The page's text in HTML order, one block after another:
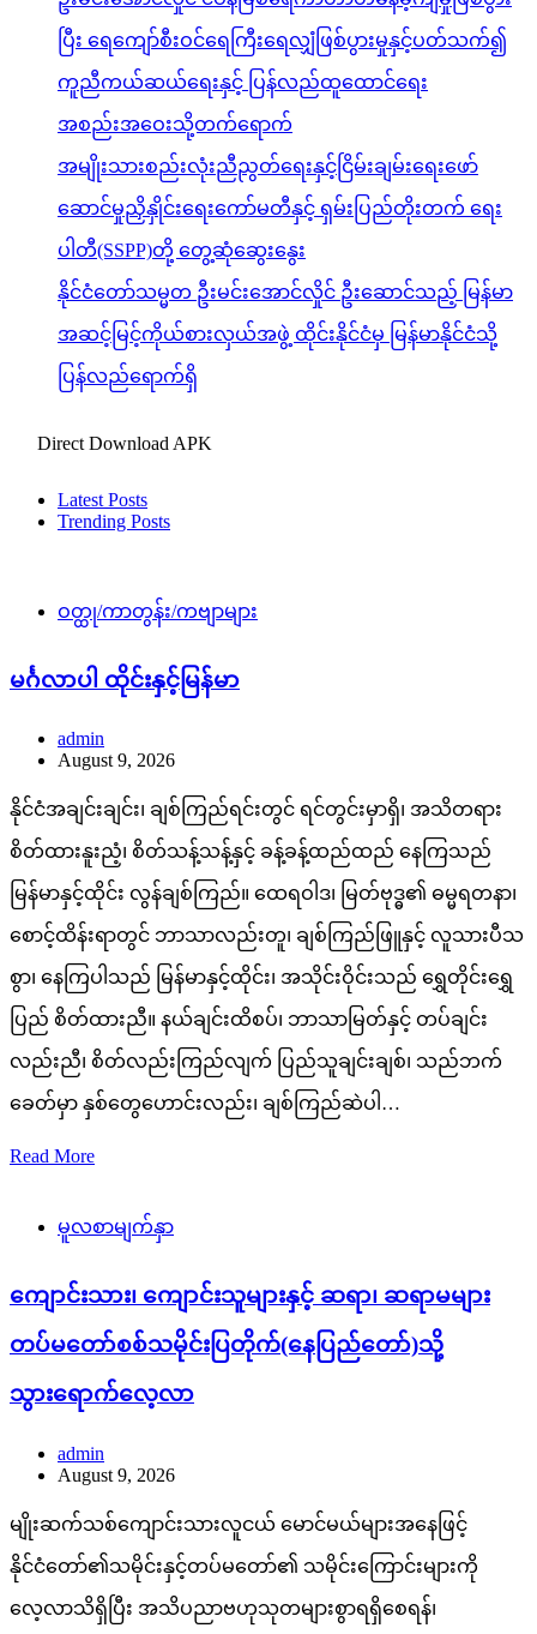
ပြီး ရေကျော်စီးဝင်ရေကြီးရေလျှံဖြစ်ပွားမှုနှင့်ပတ်သက်၍
ကူညီကယ်ဆယ်ရေးနှင့် ပြန်လည်ထူထောင်ရေး
အစည်းအဝေးသို့တက်ရောက်
အမျိုးသားစည်းလုံးညီညွတ်ရေးနှင့်ငြိမ်းချမ်းရေးဖော်
ဆောင်မှုညှိနှိုင်းရေးကော်မတီနှင့် ရှမ်းပြည်တိုးတက် ရေး
ပါတီ(SSPP)တို့ တွေ့ဆုံဆွေးနွေး
နိုင်ငံတော်သမ္မတ ဦးမင်းအောင်လှိုင် ဦးဆောင်သည့် မြန်မာ
အဆင့်မြင့်ကိုယ်စားလှယ်အဖွဲ့ ထိုင်းနိုင်ငံမှ မြန်မာနိုင်ငံသို့
ပြန်လည်ရောက်ရှိ
Direct Download APK
Latest Posts
Trending Posts
ဝတ္ထု/ကာတွန်း/ကဗျာများ
မင်္ဂလာပါ ထိုင်းနှင့်မြန်မာ
admin
August 9, 2026
နိုင်ငံအချင်းချင်း၊ ချစ်ကြည်ရင်းတွင် ရင်တွင်းမှာရှိ၊ အသိတရား
စိတ်ထားနူးညံ့၊ စိတ်သန့်သန့်နှင့် ခန့်ခန့်ထည်ထည် နေကြသည်
မြန်မာနှင့်ထိုင်း လွန်ချစ်ကြည်။ ထေရဝါဒ၊ မြတ်ဗုဒ္ဓ၏ ဓမ္မရတနာ၊
စောင့်ထိန်းရာတွင် ဘာသာလည်းတူ၊ ချစ်ကြည်ဖြူနှင့် လူသားပီသ
စွာ၊ နေကြပါသည် မြန်မာနှင့်ထိုင်း၊ အသိုင်းဝိုင်းသည် ရွှေတိုင်းရွှေ
ပြည် စိတ်ထားညီ။ နယ်ချင်းထိစပ်၊ ဘာသာမြတ်နှင့် တပ်ချင်း
လည်းညီ၊ စိတ်လည်းကြည်လျက် ပြည်သူချင်းချစ်၊ သည်ဘက်
ခေတ်မှာ နှစ်တွေဟောင်းလည်း၊ ချစ်ကြည်ဆဲပါ…
Read More
မူလစာမျက်နှာ
ကျောင်းသား၊ ကျောင်းသူများနှင့် ဆရာ၊ ဆရာမများ
တပ်မတော်စစ်သမိုင်းပြတိုက်(နေပြည်တော်)သို့
သွားရောက်လေ့လာ
admin
August 9, 2026
မျိုးဆက်သစ်ကျောင်းသားလူငယ် မောင်မယ်များအနေဖြင့်
နိုင်ငံတော်၏သမိုင်းနှင့်တပ်မတော်၏ သမိုင်းကြောင်းများကို
လေ့လာသိရှိပြီး အသိပညာဗဟုသုတများစွာရရှိစေရန်၊